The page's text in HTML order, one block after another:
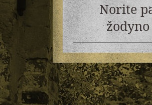
Norite